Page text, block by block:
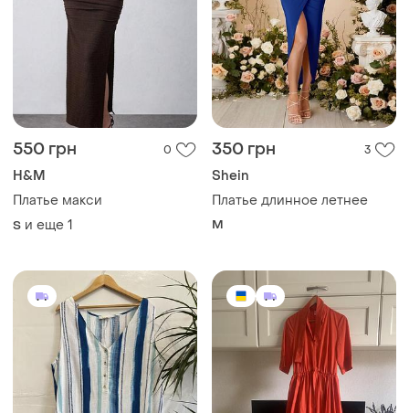
550 грн 0
H&M
Платье макси
S и еще 1
350 грн 3
Shein
Платье длинное летнее
M